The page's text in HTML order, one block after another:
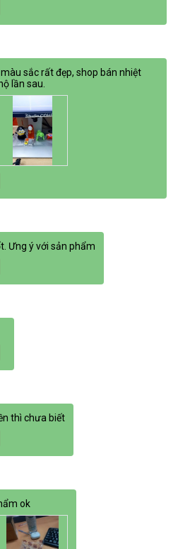
sắc rất đẹp, shop bán nhiệt
lần sau.
Ưng ý với sản phẩm
thì chưa biết
ok